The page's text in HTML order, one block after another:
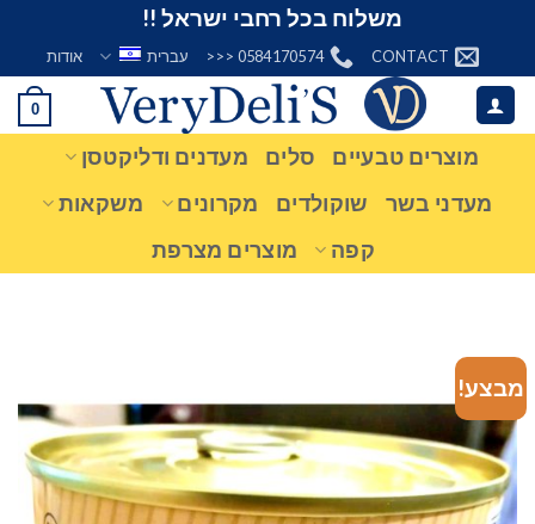
content
משלוח בכל רחבי ישראל !!
CONTACT
0584170574 <<< עברית אודות
0
מוצרים טבעיים סלים
מעדנים ודליקטסן
מעדני בשר
שוקולדים מקרונים
משקאות
קפה
מוצרים מצרפת
מבצע!